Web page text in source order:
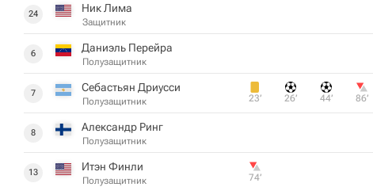
24 Ник Лима
Защитник
6 Даниэль Перейра
Полузащитник
7 Себастьян Дриусси
Полузащитник 23‎’‎ 26‎’‎ 44‎’‎ 86‎’‎
8 Александр Ринг
Полузащитник
13 Итэн Финли
Полузащитник 74‎’‎